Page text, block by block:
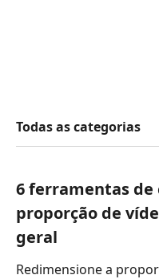
Todas as categorias
6 ferramentas de
proporção de
geral
Redimensione a